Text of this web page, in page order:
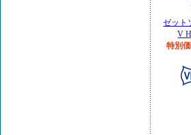
ゼット
V
特別